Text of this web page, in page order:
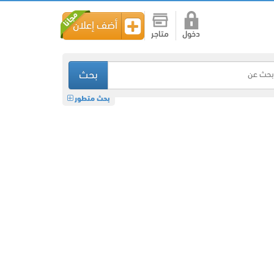
دخول متاجر
أضف إعلان
بحث
بحث متطور